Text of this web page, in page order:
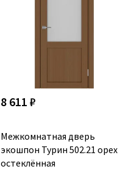
8 611 ₽
Межкомнатная дверь
экошпон Турин 502.21 орех
остеклённая